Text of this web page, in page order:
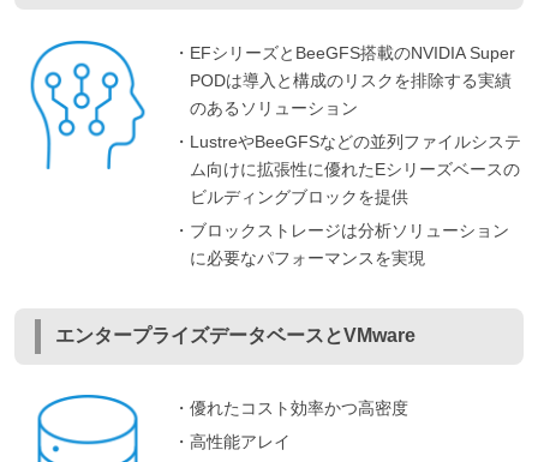
・EFシリーズとBeeGFS搭載のNVIDIA Super
PODは導入と構成のリスクを排除する実績
のあるソリューション
・LustreやBeeGFSなどの並列ファイルシステ
ム向けに拡張性に優れたEシリーズベースの
ビルディングブロックを提供
・ブロックストレージは分析ソリューション
に必要なパフォーマンスを実現
エンタープライズデータベースとVMware
・優れたコスト効率かつ高密度
・高性能アレイ